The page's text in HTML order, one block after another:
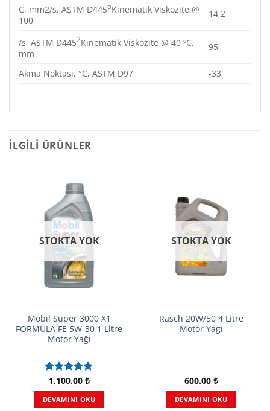
C, mm2/s, ASTM D445oKinematik Viskozite @
100
14,2
/s, ASTM D4452Kinematik Viskozite @ 40 ºC,
mm
95
Akma Noktası, °C, ASTM D97 -33
İLGILI ÜRÜNLER
STOKTA YOK
Mobil Super 3000 X1
FORMULA FE 5W-30 1 Litre
Motor Yağı
5 üzerinden
5.00oy
aldı
1,100.00 ₺
DEVAMINI OKU
STOKTA YOK
Rasch 20W/50 4 Litre
Motor Yagı
600.00 ₺
DEVAMINI OKU